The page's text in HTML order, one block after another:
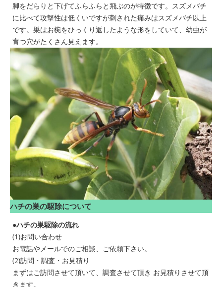
脚をだらりと下げてふらふらと飛ぶのが特徴です。スズメバチ
に比べて攻撃性は低くいですが刺された痛みはスズメバチ以上
です。巣はお椀をひっくり返したような形をしていて、幼虫が
育つ穴がたくさん見えます。
ハチの巣の駆除について
●ハチの巣駆除の流れ
(1)お問い合わせ
お電話やメールでのご相談、ご依頼下さい。
(2)訪問・調査・お見積り
まずはご訪問させて頂いて、調査させて頂き お見積りさせて頂
きます。